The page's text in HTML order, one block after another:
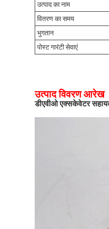
उत्पाद का नाम
वितरण का समय
भुगतान
पोस्ट गारंटी सेवाएं
उत्पाद विवरण आरेख
डीएवीओ एक्सकेवेटर